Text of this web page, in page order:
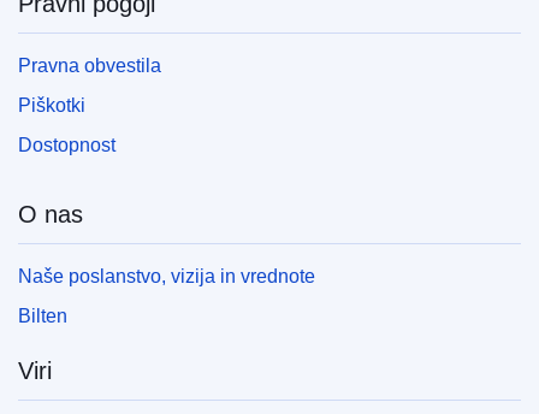
Pravna obvestila
Piškotki
Dostopnost
O nas
Naše poslanstvo, vizija in vrednote
Bilten
Viri